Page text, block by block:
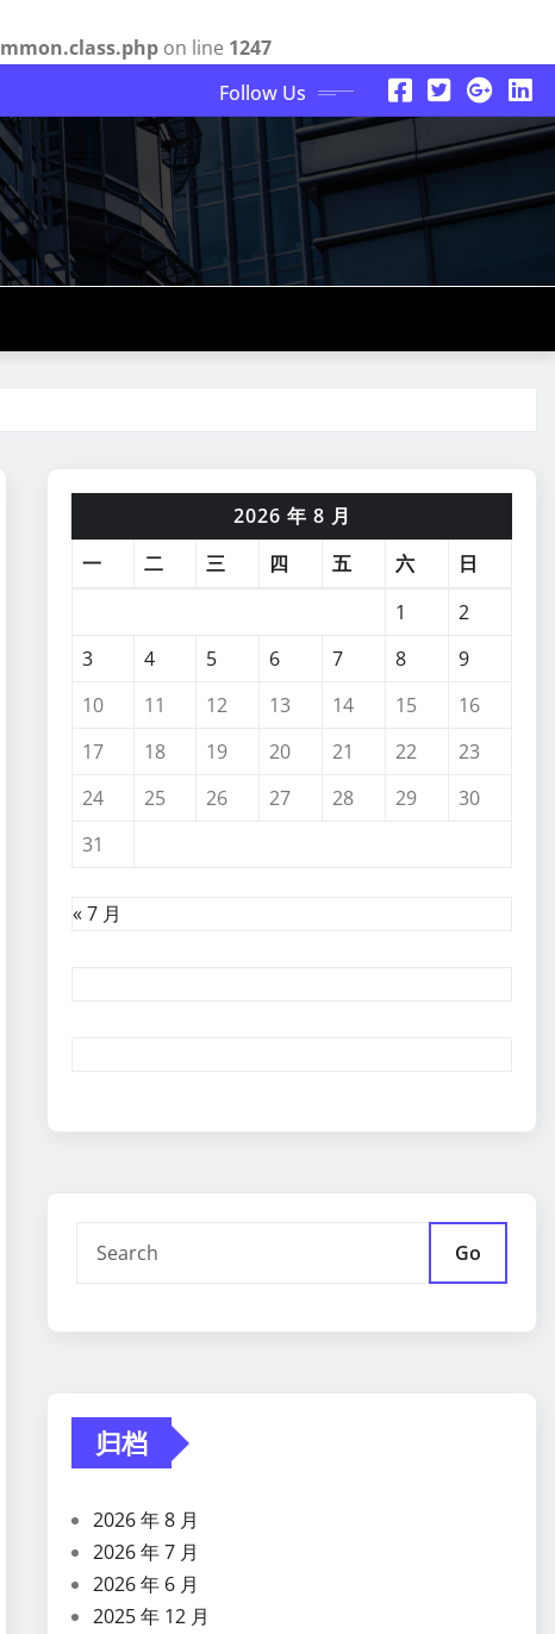
on line 1247
Follow Us
2026 年 8 月
一
二 三 四 五 六
日
1
2
3
4 5 6 7 8
9
10
11 12 13 14 15
16
17
18 19 20 21 22
23
24
25 26 27 28 29
30
31
« 7 月
Go
归档
2026 年 8 月
2026 年 7 月
2026 年 6 月
2025 年 12 月